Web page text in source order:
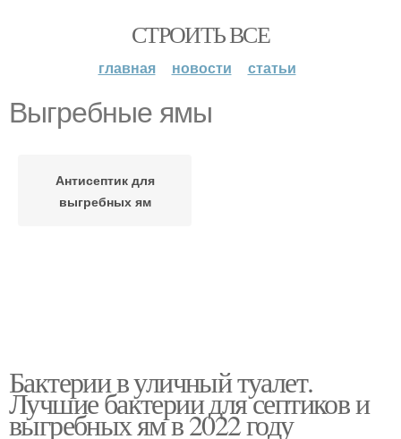
СТРОИТЬ ВСЕ
главная новости статьи
Выгребные ямы
Антисептик для
выгребных ям
Бактерии в уличный туалет.
Лучшие бактерии для септиков и
выгребных ям в 2022 году